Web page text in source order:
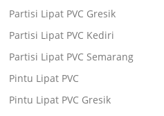
Partisi Lipat PVC Gresik
Partisi Lipat PVC Kediri
Partisi Lipat PVC Semarang
Pintu Lipat PVC
Pintu Lipat PVC Gresik